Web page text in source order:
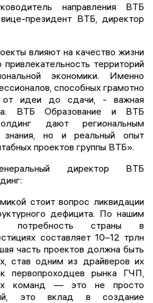
направления ВТБ
президент ВТБ, директор
влияют на качество жизни
территорий
экономики. Именно
способных грамотно
от идеи до сдачи, - важная
ВТБ Образование и ВТБ
дают региональным
но и реальный опыт
проектов группы ВТБ».
директор ВТБ
стоит вопрос ликвидации
дефицита. По нашим
потребность страны в
составляет 10–12 трлн
часть проектов должна быть
став одним из драйверов их
первопроходцев рынка ГЧП,
команд — это не просто
это вклад в создание